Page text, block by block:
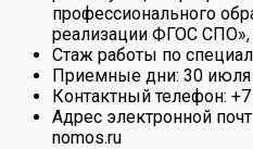
профессионального
реализации ФГОС СПО»,
Cтаж работы по
Приемные дни: 30 июля
Контактный телефон:
Адрес электронной
nomos.ru